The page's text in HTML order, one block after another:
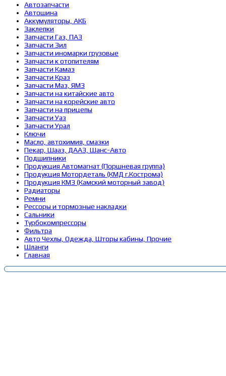
Автозапчасти
Автошина
Аккумуляторы, АКБ
Заклепки
Запчасти Газ, ПАЗ
Запчасти Зил
Запчасти иномарки грузовые
Запчасти к отопителям
Запчасти Камаз
Запчасти Краз
Запчасти Маз, ЯМЗ
Запчасти на китайские авто
Запчасти на корейские авто
Запчасти на прицепы
Запчасти Уаз
Запчасти Урал
Ключи
Масло, автохимия, смазки
Пекар, Шааз, ДААЗ, Шанс-Авто
Подшипники
Продукция Автомагнат (Поршневая группа)
Продукция Мотордеталь (КМД г.Кострома)
Продукция КМЗ (Камский моторный завод)
Радиаторы
Ремни
Рессоры и тормозные накладки
Сальники
Турбокомпрессоры
Фильтра
Авто Чехлы, Одежда, Шторы кабины, Прочие
Шланги
Главная